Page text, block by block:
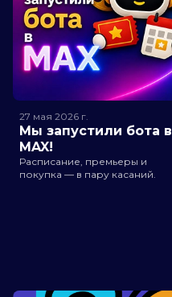
27 мая 2026 г.
Мы запустили бота в
MAX!
Расписание, премьеры и
покупка — в пару касаний.